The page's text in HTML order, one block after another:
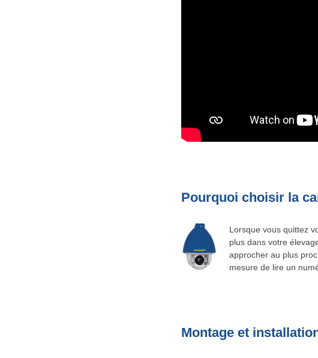
Pourquoi choisir la
Lorsque vous quittez
plus dans votre
approcher au plus
mesure de lire un
Montage et